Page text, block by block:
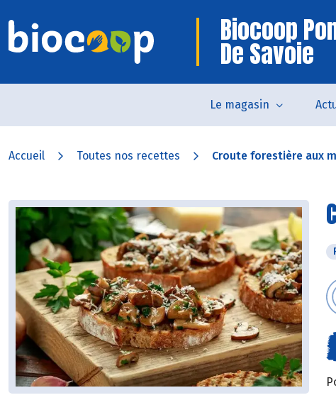
Biocoop
De Savoie
Le magasin
Accueil Toutes nos recettes Croute forestière aux